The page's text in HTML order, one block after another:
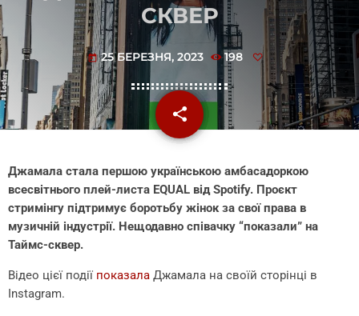
СКВЕР
today 25 БЕРЕЗНЯ, 2023 198
share
email
Джамала стала першою українською амбасадоркою
всесвітнього плей-листа EQUAL від Spotify. Проєкт
стримінгу підтримує боротьбу жінок за свої права в
музичній індустрії. Нещодавно співачку “показали” на
Таймс-сквер.
Відео цієї події показала Джамала на своїй сторінці в
Instagram.